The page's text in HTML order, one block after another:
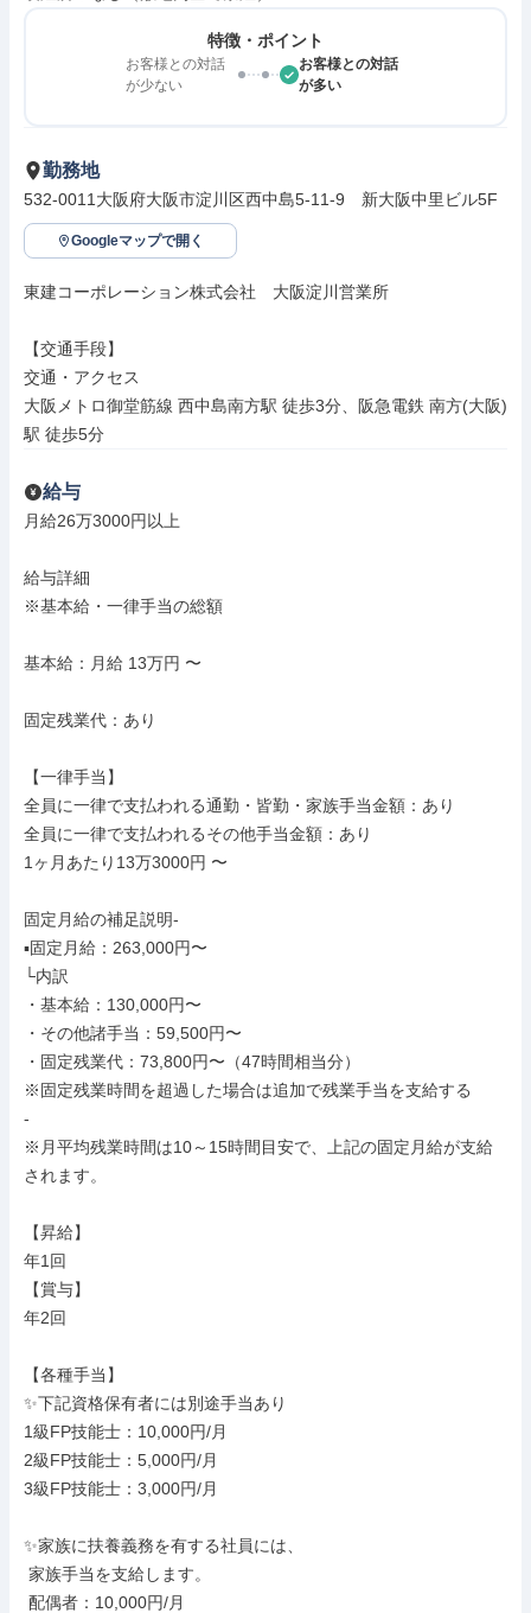
特徴・ポイント
お客様との対話
が少ない
お客様との対話
が多い
勤務地
532-0011大阪府大阪市淀川区西中島5-11-9　新大阪中里ビル5F
Googleマップで開く
東建コーポレーション株式会社　大阪淀川営業所
【交通手段】
交通・アクセス
大阪メトロ御堂筋線 西中島南方駅 徒歩3分、阪急電鉄 南方(大阪)
駅 徒歩5分
給与
月給26万3000円以上
給与詳細
※基本給・一律手当の総額
基本給：月給 13万円 〜
固定残業代：あり
【一律手当】
全員に一律で支払われる通勤・皆勤・家族手当金額：あり
全員に一律で支払われるその他手当金額：あり
1ヶ月あたり13万3000円 〜
固定月給の補足説明-
▪️固定月給：263,000円〜
└内訳
・基本給：130,000円〜
・その他諸手当：59,500円〜
・固定残業代：73,800円〜（47時間相当分）
※固定残業時間を超過した場合は追加で残業手当を支給する
-
※月平均残業時間は10～15時間目安で、上記の固定月給が支給
されます。
【昇給】
年1回
【賞与】
年2回
【各種手当】
✨下記資格保有者には別途手当あり
1級FP技能士：10,000円/月
2級FP技能士：5,000円/月
3級FP技能士：3,000円/月
✨家族に扶養義務を有する社員には、